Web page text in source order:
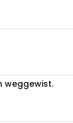
weggewist.